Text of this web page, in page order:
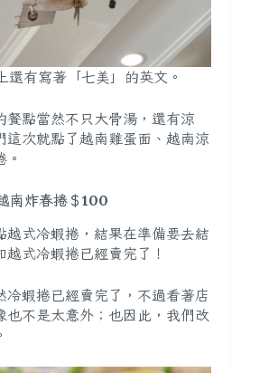
還有寫著「七美」的英文。
餐點當然不只大骨湯，還有涼
這次就點了越南雞蛋面、越南涼
南炸春捲＄100
越式冷蝦捲，結果在準備要去結
式冷蝦捲已經賣完了！
冷蝦捲已經賣完了，不過看著店
也不是太意外；也因此，我們改